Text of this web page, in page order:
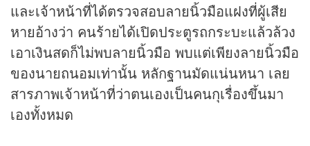
และเจ้าหน้าที่ได้ตรวจสอบลายนิ้วมือแฝงที่ผู้เสีย
หายอ้างว่า คนร้ายได้เปิดประตูรถกระบะแล้วล้วง
เอาเงินสดก็ไม่พบลายนิ้วมือ พบแต่เพียงลายนิ้วมือ
ของนายถนอมเท่านั้น หลักฐานมัดแน่นหนา เลย
สารภาพเจ้าหน้าที่ว่าตนเองเป็นคนกุเรื่องขึ้นมา
เองทั้งหมด